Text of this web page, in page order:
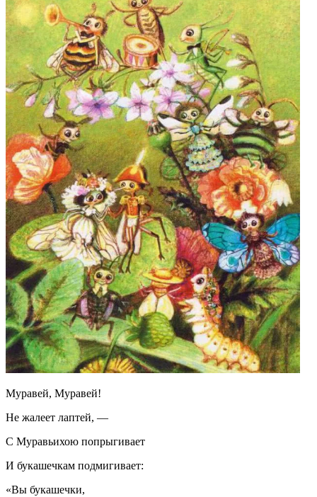
Муравей, Муравей!
Не жалеет лаптей, —
С Муравьихою попрыгивает
И букашечкам подмигивает:
«Вы букашечки,